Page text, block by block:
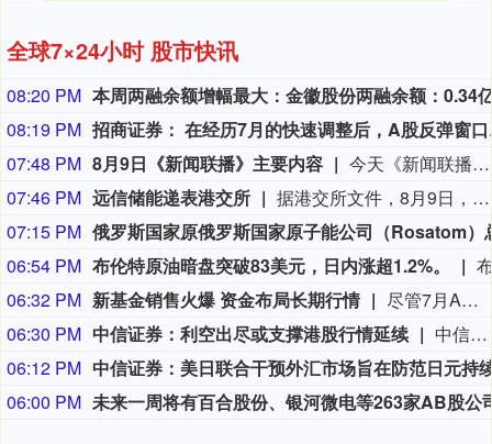
全球7×24小时 股市快讯
08:20 PM
08:19 PM
招商
07:48 PM 8月9日《新闻联播》主要内容
今天《新闻联播》主要内容有：1.【新思想引领新征程】丰收背后的“稳”与“进”； 2.我国加快推进算力网建设； 3.我国加强对基础研究的长期稳定支持； 4.台风“白海豚”登陆 各地各部门全力应对； 5.7月份居民消费价格指数保持温和上涨； 6.我国加快自然资源“一张图”平台建设； 7.我国生态修复治理取得新成效； 8.【文化中国行】平遥古城活态保护焕发新光彩； 9.国内联播快讯： （1）我国地热资源直接利用规模稳居世界首位； （2）7月下旬全国在田蔬菜面积1.06亿亩 供应充足； （3）我国渤海首个千亿方大气田一期开发项目全面投产； （4）2026“百县对百校促就业行动”校地人才供需对接会举行； （5）第16届全国残疾人健身周活动启动； （6）《2026中国AI盛典》今晚总台央视综合频道播出； 10.伊朗称在美国接受其条件前不会重新开放霍尔木兹海峡： （1）伊媒称有证据显示 美军在对伊朗的军事行动中使用含磷弹药； （2）美媒称美“爱国者”导弹库存不足1700枚； 11.加拿大不列颠哥伦比亚省因林火快速蔓延进入紧急状态 大批居民撤离 美犹他州两处林火仍失控 消防直升机坠毁致两人死亡； 12.国际联播快讯： （1）俄驻日大使称日本谋“核”将招致反制； （2）保加利亚称境内爆炸无人机或来自乌克兰； （3）台风“白海豚”在日本和菲律宾引发灾情； （4）意大利埃特纳火山喷发影响机场航班。
07:46 PM 远信储能递表港交所
据港交所文件，8月9日，深圳市远信储能技术股份有限公司向港交所提交上市申请书，独家保荐人为招银国际。
07:15 PM
06:54 PM 布伦特原油暗盘突破83美元，日内涨超1.2%。
06:32 PM 新基金销售火爆 资金布局长期行情
尽管7月A股市场调整，但新发基金市场却呈现出冷暖反差，多只主动权益新品募集成绩亮眼。普通投资者踊跃认购新基金的背后，是不少基金经理对于当前科技行情长周期属性的深度研判，公募普遍判断AI产业浪潮不是短期主题炒作，科技浪潮的演绎周期也远不止半年。
06:30 PM 中信证券：利空出尽或支撑港股行情延续
中信证券研报指出，近一个月恒生综指迎来业绩预期反转，中报超预期与利好预告推动全年盈利上修；而恒科指数受制于乘用车盈利分化及头部互联网平台资本开支扩张对短期利润率的压制，预期修复相对滞后。行业上，医疗保健（CXO与制药龙头驱动）、金融（券商资管与保险）、公用事业及周期运输景气上行；消费、地产及资讯科技预期遭下调。交易层面呈现资金回补超跌低位板块与交易高景气业绩动能的“双管齐下”特征。面对财报密集披露期与海内外宏观扰动，配置建议维持“红利防守+成长弹性”杠铃策略：防守端锁定高股息、低β“类债”资产；进攻端聚焦互联网巨头、双向资金加仓的机器人与生物科技，以及技术硬件与AI应用，兼顾创新药及工业金属的催化布局。
06:12 PM
06:00 PM